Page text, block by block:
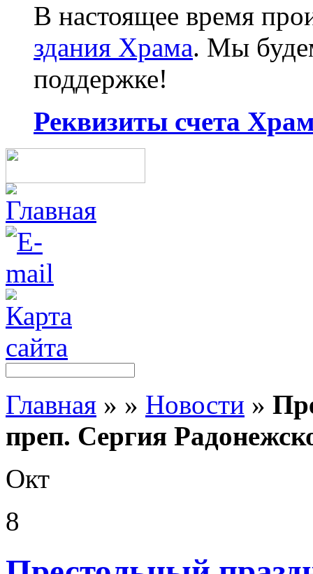
В настоящее время
здания Храма. Мы
поддержке!
Реквизиты счета
Главная » » Новости »
преп. Сергия
Окт
8